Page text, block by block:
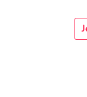
Lioran® centra